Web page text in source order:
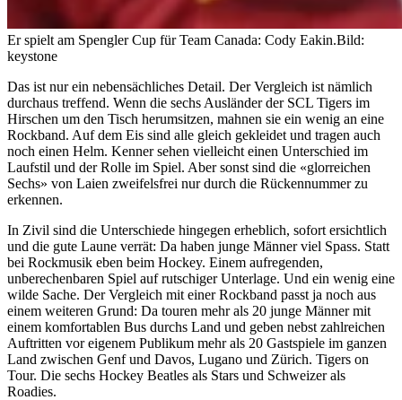
Er spielt am Spengler Cup für Team Canada: Cody Eakin.Bild:
keystone
Das ist nur ein nebensächliches Detail. Der Vergleich ist nämlich
durchaus treffend. Wenn die sechs Ausländer der SCL Tigers im
Hirschen um den Tisch herumsitzen, mahnen sie ein wenig an eine
Rockband. Auf dem Eis sind alle gleich gekleidet und tragen auch
noch einen Helm. Kenner sehen vielleicht einen Unterschied im
Laufstil und der Rolle im Spiel. Aber sonst sind die «glorreichen
Sechs» von Laien zweifelsfrei nur durch die Rückennummer zu
erkennen.
In Zivil sind die Unterschiede hingegen erheblich, sofort ersichtlich
und die gute Laune verrät: Da haben junge Männer viel Spass. Statt
bei Rockmusik eben beim Hockey. Einem aufregenden,
unberechenbaren Spiel auf rutschiger Unterlage. Und ein wenig eine
wilde Sache. Der Vergleich mit einer Rockband passt ja noch aus
einem weiteren Grund: Da touren mehr als 20 junge Männer mit
einem komfortablen Bus durchs Land und geben nebst zahlreichen
Auftritten vor eigenem Publikum mehr als 20 Gastspiele im ganzen
Land zwischen Genf und Davos, Lugano und Zürich. Tigers on
Tour. Die sechs Hockey Beatles als Stars und Schweizer als
Roadies.